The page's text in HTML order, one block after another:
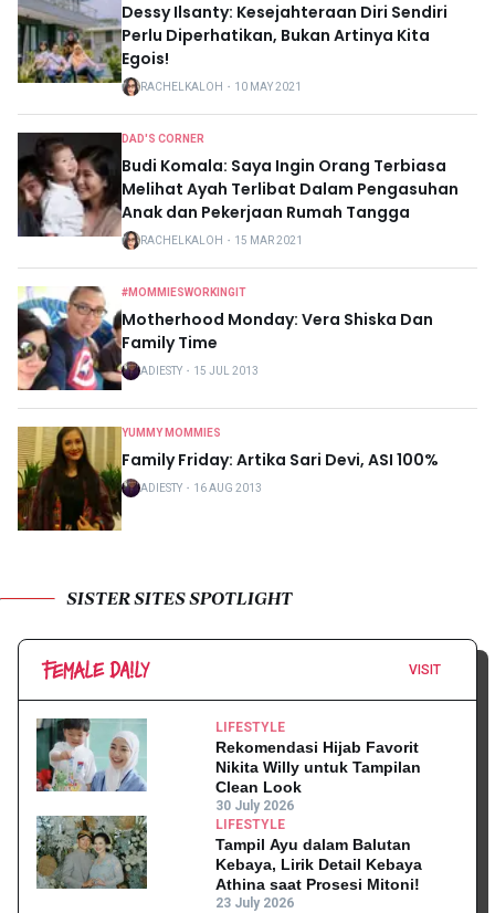
Dessy Ilsanty: Kesejahteraan Diri Sendiri
Perlu Diperhatikan, Bukan Artinya Kita
Egois!
RACHELKALOH ・ 10 MAY 2021
DAD'S CORNER
Budi Komala: Saya Ingin Orang Terbiasa
Melihat Ayah Terlibat Dalam Pengasuhan
Anak dan Pekerjaan Rumah Tangga
RACHELKALOH ・ 15 MAR 2021
#MOMMIESWORKINGIT
Motherhood Monday: Vera Shiska Dan
Family Time
ADIESTY ・ 15 JUL 2013
YUMMY MOMMIES
Family Friday: Artika Sari Devi, ASI 100%
ADIESTY ・ 16 AUG 2013
SISTER SITES SPOTLIGHT
VISIT
LIFESTYLE
Rekomendasi Hijab Favorit
Nikita Willy untuk Tampilan
Clean Look
30 July 2026
LIFESTYLE
Tampil Ayu dalam Balutan
Kebaya, Lirik Detail Kebaya
Athina saat Prosesi Mitoni!
23 July 2026